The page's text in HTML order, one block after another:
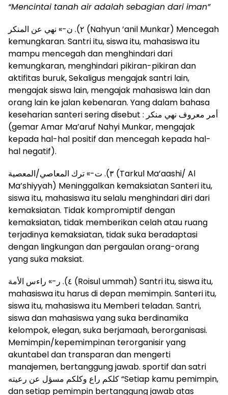
“Mencintai tanah air adalah sebagian dari iman”
٢). ن-» نهي عن المنكر (Nahyun ‘anil Munkar) Mencegah
kemungkaran. Santri itu, siswa itu, mahasiswa itu
mampu mencegah dan menghindari dari
kemungkaran, menghindari pikiran-pikiran dan
aktifitas buruk, Sekaligus mengajak santri lain,
mengajak siswa lain, mengajak mahasiswa lain dan
orang lain ke jalan kebenaran. Yang dalam bahasa
keseharian santeri sering disebut : أمر معروف نهي منكر
(gemar Amar Ma’aruf Nahyi Munkar, mengajak
kepada hal-hal positif dan mencegah kepada hal-
hal negatif).
٣). ت-» ترك المعاصي/المعصية (Tarkul Ma’aashi/ Al
Ma’shiyyah) Meninggalkan kemaksiatan Santeri itu,
siswa itu, mahasiswa itu selalu menghindari diri dari
kemaksiatan. Tidak kompromiptif dengan
kemaksiatan, tidak memberikan celah atau ruang
terjadinya kemaksiatan, tidak suka beradaptasi
dengan lingkungan dan pergaulan orang-orang
yang suka maksiat.
٤). ر-» راءس الأمة (Roisul ummah) Santri itu, siswa itu,
mahasiswa itu harus di depan memimpin. Santeri itu,
siswa itu, mahasiswa itu Memberi teladan. Santri,
siswa dan mahasiswa yang suka berdinamika
kelompok, elegan, suka berjamaah, berorganisasi.
Memimpin/kepemimpinan terorganisir yang
akuntabel dan transparan dan mengerti
manajemen, bertanggung jawab. sportif dan satri
كلكم راع وكلكم مسؤل عن رعيته “Setiap kamu pemimpin,
dan setiap pemimpin bertanggung jawab atas